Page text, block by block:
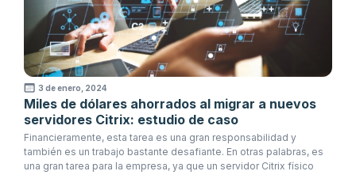
3 de enero, 2024
Miles de dólares ahorrados al migrar a nuevos
servidores Citrix: estudio de caso
Financieramente, esta tarea es una gran responsabilidad y
también es un trabajo bastante desafiante. En otras palabras, es
una gran tarea para la empresa, ya que un servidor Citrix físico